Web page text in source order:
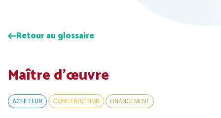
Retour au glossaire
Maître d’œuvre
ACHETEUR CONSTRUCTION FINANCEMENT